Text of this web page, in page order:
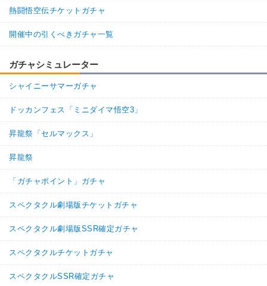
熱闘悟空伝チケットガチャ
開催中の引くべきガチャ一覧
ガチャシミュレーター
シャイニーサマーガチャ
ドッカンフェス「ミニダイマ悟空3」
昇龍祭「セルマックス」
昇龍祭
「ガチャポイント」ガチャ
スペクタクル劇場版チケットガチャ
スペクタクル劇場版SSR確定ガチャ
スペクタクルチケットガチャ
スペクタクルSSR確定ガチャ